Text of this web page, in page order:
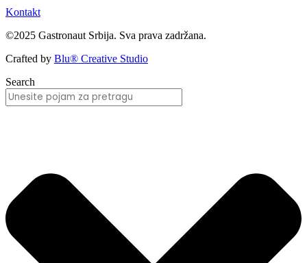
Kontakt
©2025 Gastronaut Srbija. Sva prava zadržana.
Crafted by Blu® Creative Studio
Search